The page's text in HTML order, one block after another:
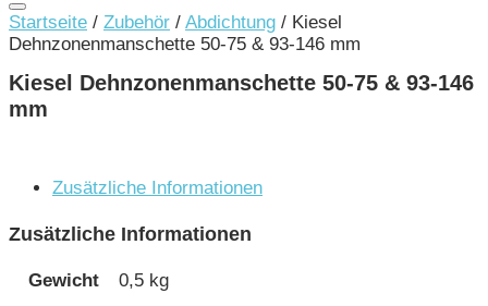
Startseite / Zubehör / Abdichtung / Kiesel
Dehnzonenmanschette 50-75 & 93-146 mm
Kiesel Dehnzonenmanschette 50-75 & 93-146
mm
Zusätzliche Informationen
Zusätzliche Informationen
Gewicht 0,5 kg